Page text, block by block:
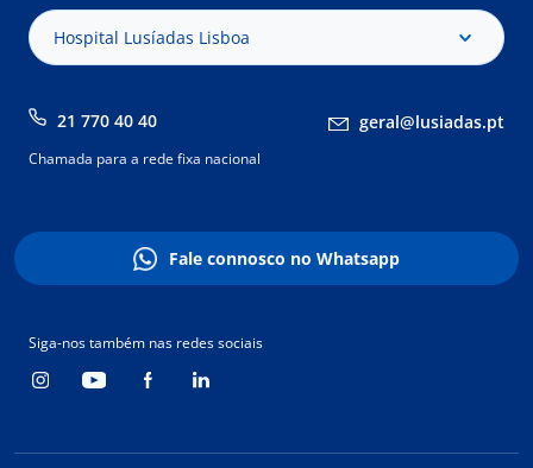
Hospital Lusíadas Lisboa
21 770 40 40 geral@lusiadas.pt
Chamada para a rede fixa nacional
Fale connosco no Whatsapp
Siga-nos também nas redes sociais